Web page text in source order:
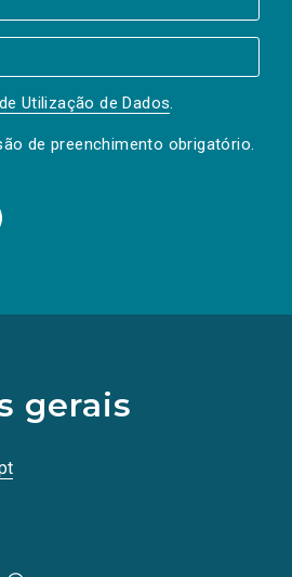
Utilização de Dados.
de preenchimento obrigatório.
gerais